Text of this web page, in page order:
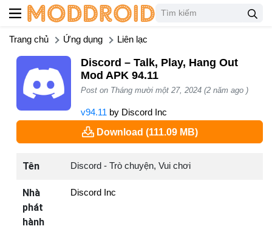
Trang chủ Ứng dụng Liên lạc
Discord – Talk, Play, Hang Out
Mod APK 94.11
Post on Tháng mười một 27, 2024 (2 năm ago )
v94.11 by Discord Inc
Download (111.09 MB)
Tên Discord - Trò chuyện, Vui chơi
Nhà
phát
hành
Discord Inc